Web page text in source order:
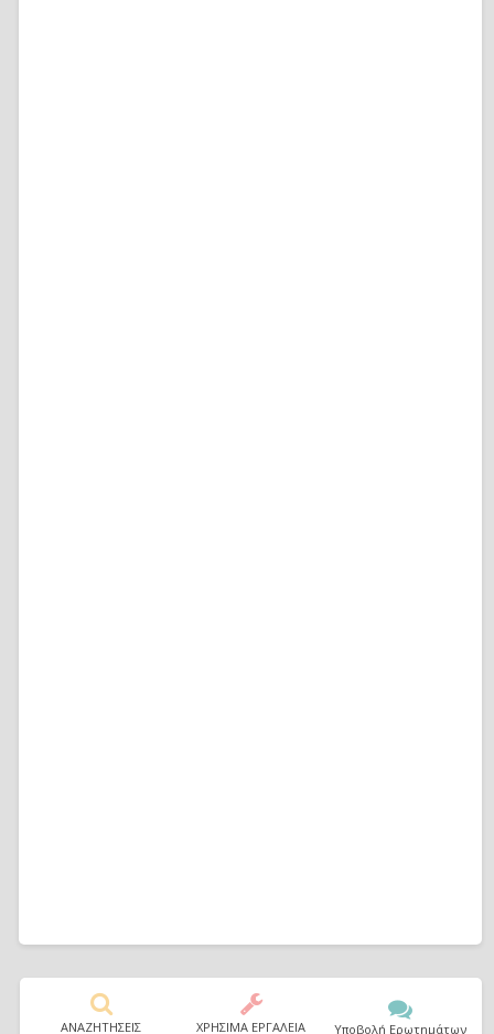
ΑΝΑΖΗΤΗΣΕΙΣ ΧΡΗΣΙΜΑ ΕΡΓΑΛΕΙΑ Υποβολή Ερωτημάτων